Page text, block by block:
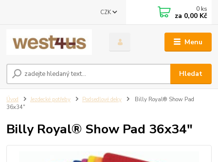
Menu
CZK
Hledat
0 ks
za 0,00 Kč
Úvod Jezdecké potřeby Podsedlové deky
Billy Royal® Show Pad
36x34"
Billy Royal® Show Pad 36x34"